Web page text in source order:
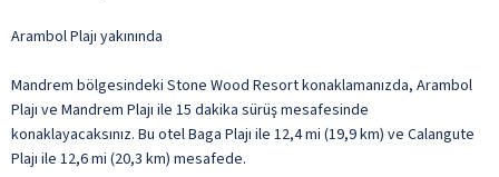
Arambol Plajı yakınında
Mandrem bölgesindeki Stone Wood Resort konaklamanızda, Arambol
Plajı ve Mandrem Plajı ile 15 dakika sürüş mesafesinde
konaklayacaksınız. Bu otel Baga Plajı ile 12,4 mi (19,9 km) ve Calangute
Plajı ile 12,6 mi (20,3 km) mesafede.